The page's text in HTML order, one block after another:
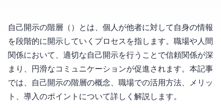
自己開示の階層（Self-Disclosure Hierarchy）とは、個人が他者に対して自身の情報
を段階的に開示していくプロセスを指します。職場や人間
関係において、適切な自己開示を行うことで信頼関係が深
まり、円滑なコミュニケーションが促進されます。本記事
では、自己開示の階層の概念、職場での活用方法、メリッ
ト、導入のポイントについて詳しく解説します。